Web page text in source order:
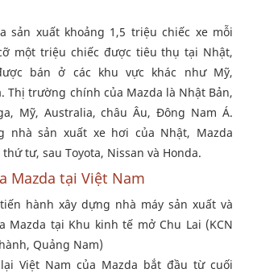
sản xuất khoảng 1,5 triệu chiếc xe mỗi
một triệu chiếc được tiêu thụ tại Nhật,
bán ở các khu vực khác như Mỹ,
Thị trường chính của Mazda là Nhật Bản,
Mỹ, Australia, châu Âu, Đông Nam Á.
nhà sản xuất xe hơi của Nhật, Mazda
tư, sau Toyota, Nissan và Honda.
Mazda tại Việt Nam
hành xây dựng nhà máy sản xuất và
Mazda tại Khu kinh tế mở Chu Lai (KCN
Quảng Nam)
Việt Nam của Mazda bắt đầu từ cuối